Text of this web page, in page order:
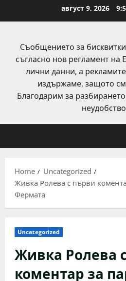
август 9, 2026
Съобщението за
съгласно нов регламент
лични данни, а
издържаме, защото
Благодарим за
Home
Uncategorized
Живка Ролева с първи
Фермата
Uncategorized
Живка Ролева
коментар за